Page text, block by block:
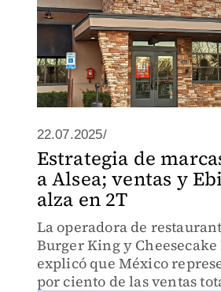
22.07.2025/
Estrategia de
a Alsea; ventas y
alza en 2T
La operadora de
Burger King y Cheesecake
explicó que México
por ciento de las ventas